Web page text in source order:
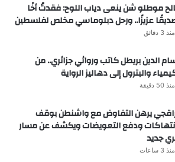
موطلو شن ينعى دياب اللوح: فقدتُ أخًا
عزيزًا.. ورحل دبلوماسي مخلص لفلسطين
منذ 3 دقائق
الدين بريطل كاتب وروائي جزائري.. من
والبترول إلى دهاليز الرواية
منذ 50 دقيقة
يرهن التفاوض مع واشنطن بوقف
ودفع التعويضات ويكشف عن مسار
جديد
منذ 3 ساعات